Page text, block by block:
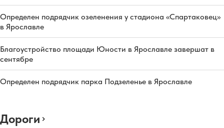
Определен подрядчик озеленения у стадиона «Спартаковец»
в Ярославле
Благоустройство площади Юности в Ярославле завершат в
сентябре
Определен подрядчик парка Подзеленье в Ярославле
Дороги